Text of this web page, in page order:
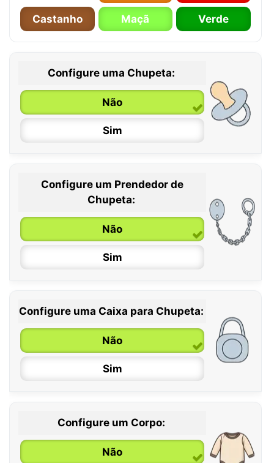
Castanho Maçã Verde
Configure uma Chupeta:
Não
Sim
0 / 6 meses
6 / 36 meses
Configure um Prendedor de
Chupeta:
Não
Sim
Configure uma Caixa para Chupeta:
Não
Sim
Configure um Corpo:
Não